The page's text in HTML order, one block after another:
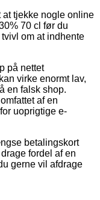
at tjekke nogle online
70 cl før du
om at indhente
på nettet
virke enormt lav,
en falsk shop.
af en
uoprigtige e-
betalingskort
fordel af en
gerne vil afdrage